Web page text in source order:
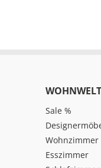
Sale %
Wohnzimmer
Esszimmer